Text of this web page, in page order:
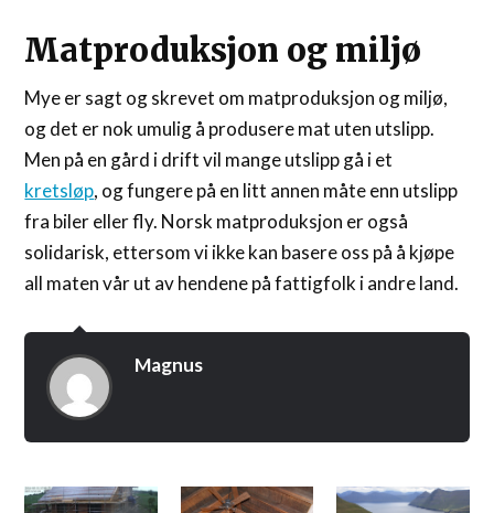
Matproduksjon og miljø
Mye er sagt og skrevet om matproduksjon og miljø,
og det er nok umulig å produsere mat uten utslipp.
Men på en gård i drift vil mange utslipp gå i et
kretsløp, og fungere på en litt annen måte enn utslipp
fra biler eller fly. Norsk matproduksjon er også
solidarisk, ettersom vi ikke kan basere oss på å kjøpe
all maten vår ut av hendene på fattigfolk i andre land.
Magnus